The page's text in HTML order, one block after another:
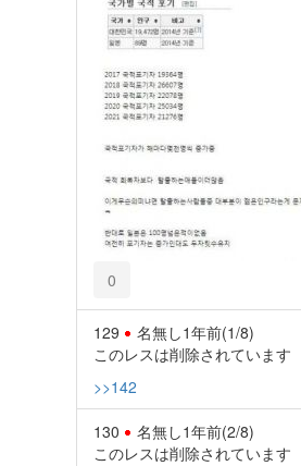
0
129 名無し1年前(1/8)
このレスは削除されています
>>142
130 名無し1年前(2/8)
このレスは削除されています